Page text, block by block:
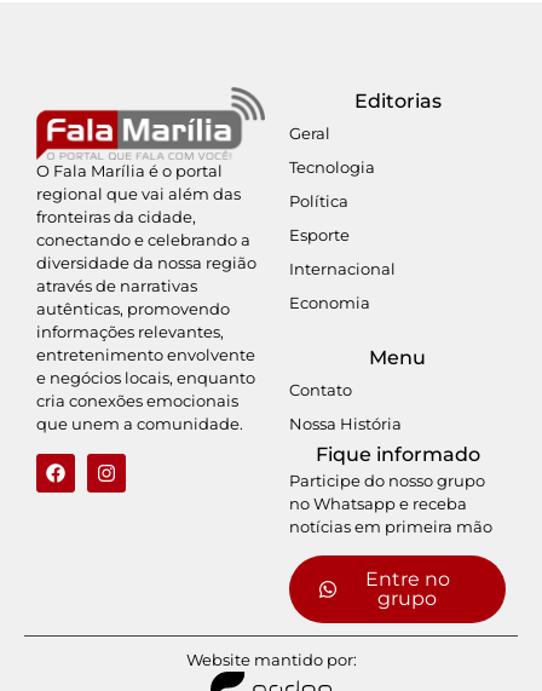
O Fala Marília é o portal
regional que vai além das
fronteiras da cidade,
conectando e celebrando a
diversidade da nossa região
através de narrativas
autênticas, promovendo
informações relevantes,
entretenimento envolvente
e negócios locais, enquanto
cria conexões emocionais
que unem a comunidade.
Editorias
Geral
Tecnologia
Política
Esporte
Internacional
Economia
Menu
Contato
Nossa História
Fique informado
Participe do nosso grupo
no Whatsapp e receba
notícias em primeira mão
Entre no
grupo
Website mantido por: